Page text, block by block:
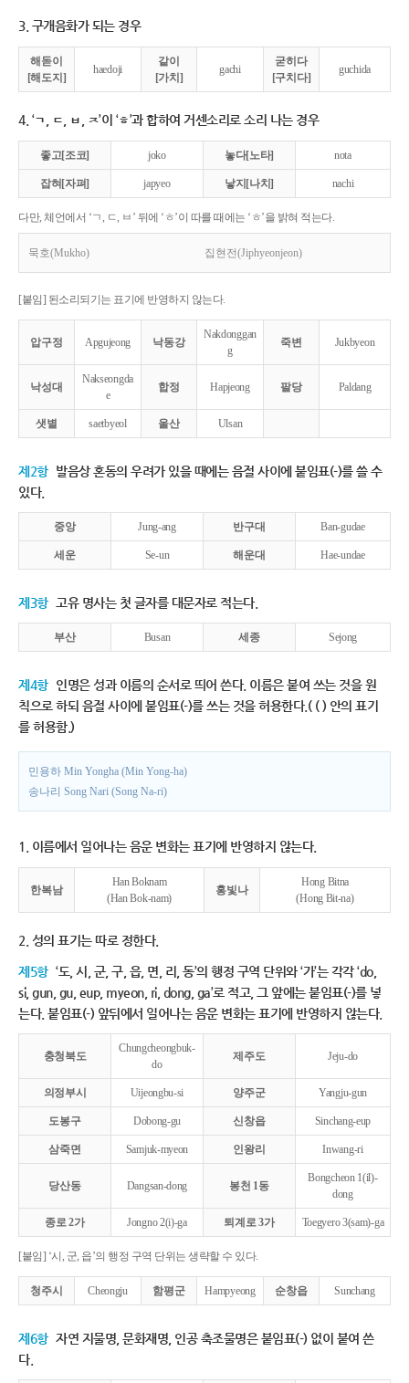
3. 구개음화가 되는 경우
해돋이
[해도지]
haedoji
같이
[가치]
gachi
굳히다
[구치다]
guchida
4. ‘ㄱ, ㄷ, ㅂ, ㅈ’이 ‘ㅎ’과 합하여 거센소리로 소리 나는 경우
좋고[조코] joko 놓다[노타] nota
잡혀[자펴] japyeo 낳지[나치] nachi
다만, 체언에서 ‘ㄱ, ㄷ, ㅂ’ 뒤에 ‘ㅎ’이 따를 때에는 ‘ㅎ’을 밝혀 적는다.
묵호(Mukho) 집현전(Jiphyeonjeon)
[붙임] 된소리되기는 표기에 반영하지 않는다.
압구정 Apgujeong 낙동강
Nakdonggan
g
죽변 Jukbyeon
낙성대
Nakseongda
e
합정 Hapjeong 팔당 Paldang
샛별 saetbyeol 울산 Ulsan
제2항 발음상 혼동의 우려가 있을 때에는 음절 사이에 붙임표(-)를 쓸 수
있다.
중앙 Jung-ang 반구대 Ban-gudae
세운 Se-un 해운대 Hae-undae
제3항 고유 명사는 첫 글자를 대문자로 적는다.
부산 Busan 세종 Sejong
제4항 인명은 성과 이름의 순서로 띄어 쓴다. 이름은 붙여 쓰는 것을 원
칙으로 하되 음절 사이에 붙임표(-)를 쓰는 것을 허용한다.( ( ) 안의 표기
를 허용함.)
민용하 Min Yongha (Min Yong-ha)
송나리 Song Nari (Song Na-ri)
1. 이름에서 일어나는 음운 변화는 표기에 반영하지 않는다.
한복남
Han Boknam
(Han Bok-nam)
홍빛나
Hong Bitna
(Hong Bit-na)
2. 성의 표기는 따로 정한다.
제5항 ‘도, 시, 군, 구, 읍, 면, 리, 동’의 행정 구역 단위와 ‘가’는 각각 ‘do,
si, gun, gu, eup, myeon, ri, dong, ga’로 적고, 그 앞에는 붙임표(-)를 넣
는다. 붙임표(-) 앞뒤에서 일어나는 음운 변화는 표기에 반영하지 않는다.
충청북도
Chungcheongbuk-
do
제주도 Jeju-do
의정부시 Uijeongbu-si 양주군 Yangju-gun
도봉구 Dobong-gu 신창읍 Sinchang-eup
삼죽면 Samjuk-myeon 인왕리 Inwang-ri
당산동 Dangsan-dong 봉천 1동
Bongcheon 1(il)-
dong
종로 2가 Jongno 2(i)-ga 퇴계로 3가 Toegyero 3(sam)-ga
[붙임] ‘시, 군, 읍’의 행정 구역 단위는 생략할 수 있다.
청주시 Cheongju 함평군 Hampyeong 순창읍 Sunchang
제6항 자연 지물명, 문화재명, 인공 축조물명은 붙임표(-) 없이 붙여 쓴
다.